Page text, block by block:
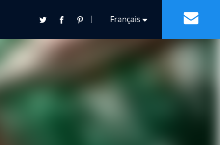
丨 Français